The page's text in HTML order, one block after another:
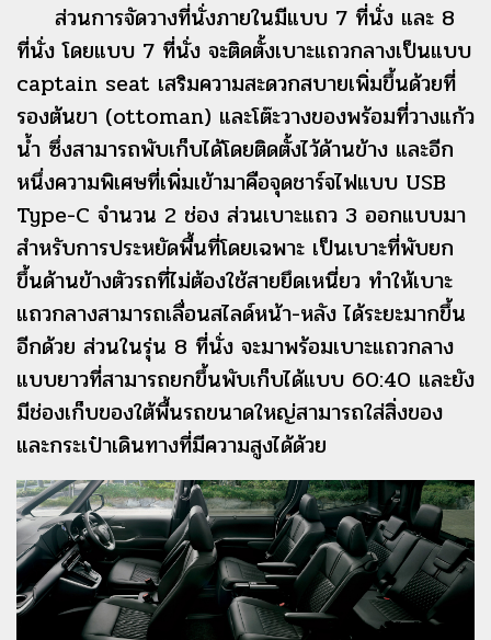
ส่วนการจัดวางที่นั่งภายในมีแบบ 7 ที่นั่ง และ 8
ที่นั่ง โดยแบบ 7 ที่นั่ง จะติดตั้งเบาะแถวกลางเป็นแบบ
captain seat เสริมความสะดวกสบายเพิ่มขึ้นด้วยที่
รองต้นขา (ottoman) และโต๊ะวางของพร้อมที่วางแก้ว
น้ำ ซึ่งสามารถพับเก็บได้โดยติดตั้งไว้ด้านข้าง และอีก
หนึ่งความพิเศษที่เพิ่มเข้ามาคือจุดชาร์จไฟแบบ USB
Type-C จำนวน 2 ช่อง ส่วนเบาะแถว 3 ออกแบบมา
สำหรับการประหยัดพื้นที่โดยเฉพาะ เป็นเบาะที่พับยก
ขึ้นด้านข้างตัวรถที่ไม่ต้องใช้สายยึดเหนี่ยว ทำให้เบาะ
แถวกลางสามารถเลื่อนสไลด์หน้า-หลัง ได้ระยะมากขึ้น
อีกด้วย ส่วนในรุ่น 8 ที่นั่ง จะมาพร้อมเบาะแถวกลาง
แบบยาวที่สามารถยกขึ้นพับเก็บได้แบบ 60:40 และยัง
มีช่องเก็บของใต้พื้นรถขนาดใหญ่สามารถใส่สิ่งของ
และกระเป๋าเดินทางที่มีความสูงได้ด้วย